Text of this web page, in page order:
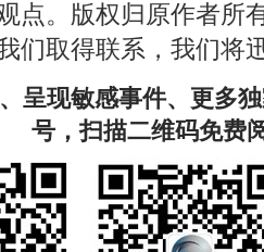
点。版权归原作者所
们取得联系，我们将
呈现敏感事件、更多
号，扫描二维码免费